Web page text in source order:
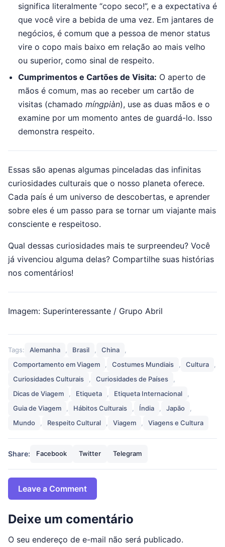
significa literalmente “copo seco!”, e a expectativa é
que você vire a bebida de uma vez. Em jantares de
negócios, é comum que a pessoa de menor status
vire o copo mais baixo em relação ao mais velho
ou superior, como sinal de respeito.
Cumprimentos e Cartões de Visita: O aperto de
mãos é comum, mas ao receber um cartão de
visitas (chamado míngpiàn), use as duas mãos e o
examine por um momento antes de guardá-lo. Isso
demonstra respeito.
Essas são apenas algumas pinceladas das infinitas
curiosidades culturais que o nosso planeta oferece.
Cada país é um universo de descobertas, e aprender
sobre eles é um passo para se tornar um viajante mais
consciente e respeitoso.
Qual dessas curiosidades mais te surpreendeu? Você
já vivenciou alguma delas? Compartilhe suas histórias
nos comentários!
Imagem: Superinteressante / Grupo Abril
Tags: Alemanha Brasil China
Comportamento em Viagem
Costumes Mundiais Cultura
Curiosidades Culturais
Curiosidades de Países
Dicas de Viagem
Etiqueta Etiqueta Internacional
Guia de Viagem
Hábitos Culturais Índia Japão
Mundo
Respeito Cultural Viagem Viagens e Cultura
Share: Facebook Twitter Telegram
Leave a Comment
Deixe um comentário
O seu endereço de e-mail não será publicado.